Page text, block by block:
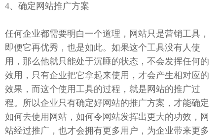
4、确定网站推广方案
任何企业都需要明白一个道理，网站只是营销工具，
即便它再优秀，也是如此。如果这个工具没有人使
用，那么他就只能处于沉睡的状态，不会发挥任何的
效用，只有企业把它拿起来使用，才会产生相对应的
效果，而这个使用工具的过程，就是网站的推广过
程。所以企业只有确定好网站的推广方案，才能确定
如何去使用网站，如何令网站发挥出更大的功效，网
站经过推广，也才会拥有更多用户，为企业带来更多